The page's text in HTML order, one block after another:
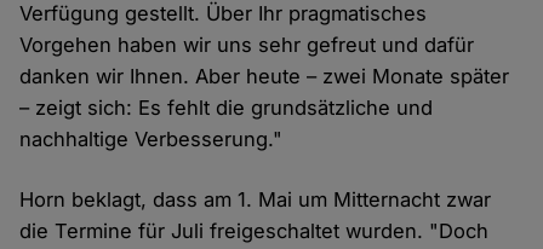
Verfügung gestellt. Über Ihr pragmatisches
Vorgehen haben wir uns sehr gefreut und dafür
danken wir Ihnen. Aber heute – zwei Monate später
– zeigt sich: Es fehlt die grundsätzliche und
nachhaltige Verbesserung."
Horn beklagt, dass am 1. Mai um Mitternacht zwar
die Termine für Juli freigeschaltet wurden. "Doch